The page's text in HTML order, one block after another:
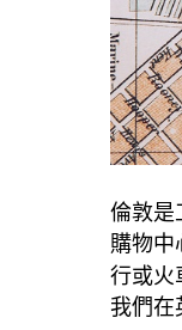
倫敦是
購物中
行或火
我們在